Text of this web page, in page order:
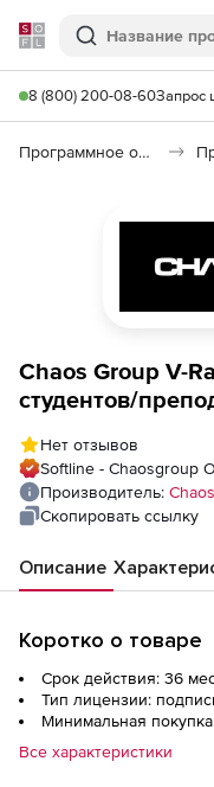
Softline
Поиск
8 (800) 200-08-60Запрос
Программное обеспечение для графики и дизайна
Chaos Group V-
студентов/
Нет отзывов
Softline - Chaosgroup
Производитель:
Скопировать ссылку
Описание
Коротко о товаре
Срок действия: 36
Тип лицензии:
Минимальная
Все характеристики